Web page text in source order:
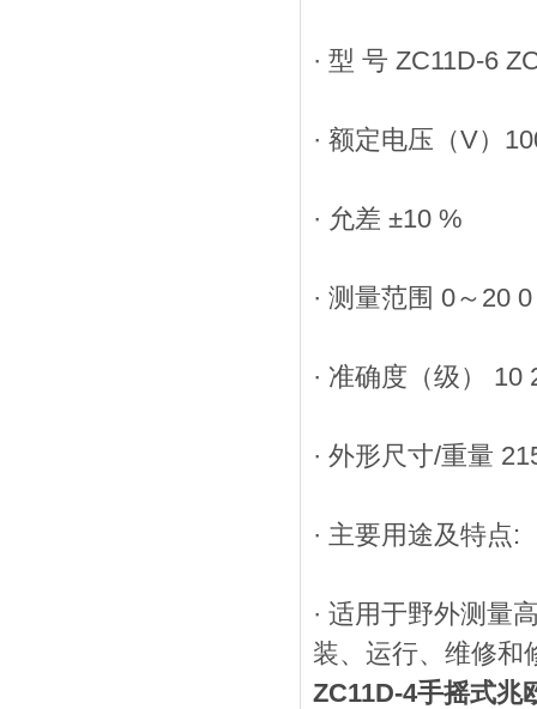
· 型 号 ZC11D-6
· 额定电压（V）
· 允差 ±10 %
· 测量范围 0～20
· 准确度（级） 10
· 外形尺寸/重量
· 主要用途及特点:
· 适用于野外测量
装、运行、维修和
ZC11D-4手摇式兆